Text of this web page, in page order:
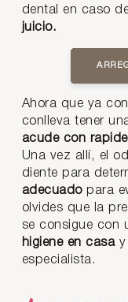
dental en caso
juicio.
Ahora que ya
conlleva tener
acude con
Una vez allí, el
diente para
adecuadopara
olvides que la
se consigue con
higiene en casa y
especialista.